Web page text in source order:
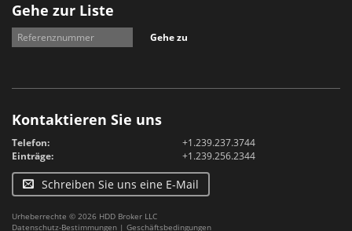
Gehe zur Liste
Gehe zu
Kontaktieren Sie uns
Telefon:
+1.239.237.3744
Einträge:
+1.239.256.2344
Schreiben Sie uns eine E-Mail
Urheberrechte © 2026 HDD Broker LLC
Datenschutz-Bestimmungen | Geschäftsbedingungen